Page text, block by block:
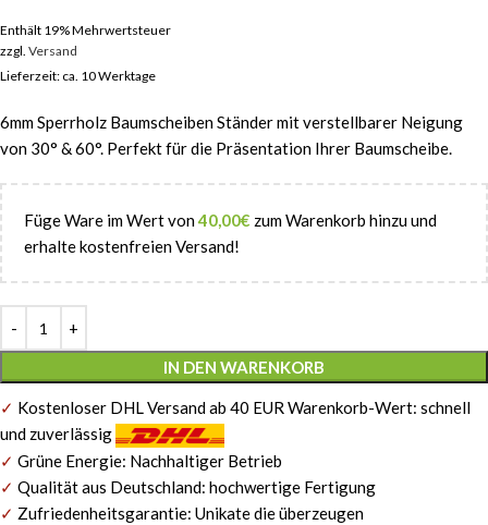
Enthält 19% Mehrwertsteuer
zzgl. Versand
Lieferzeit: ca. 10 Werktage
6mm Sperrholz Baumscheiben Ständer mit verstellbarer Neigung
von 30° & 60°. Perfekt für die Präsentation Ihrer Baumscheibe.
Füge Ware im Wert von40,00€ zum Warenkorb hinzu und
erhalte kostenfreien Versand!
IN DEN WARENKORB
✓ Kostenloser DHL Versand ab 40 EUR Warenkorb-Wert: schnell
und zuverlässig
✓ Grüne Energie: Nachhaltiger Betrieb
✓ Qualität aus Deutschland: hochwertige Fertigung
✓ Zufriedenheitsgarantie: Unikate die überzeugen